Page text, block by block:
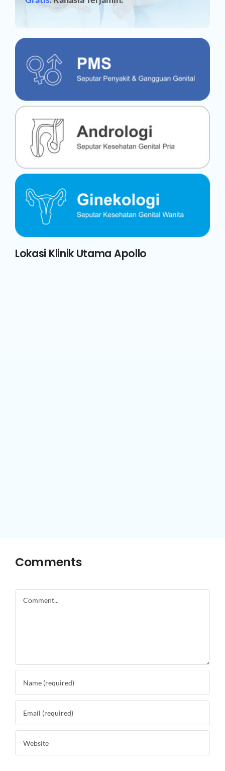
Lokasi Klinik Utama Apollo
Comments
Comment